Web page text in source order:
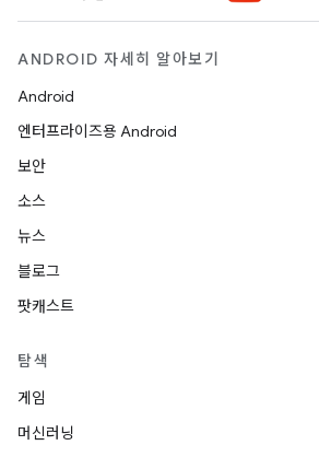
ANDROID 자세히 알아보기
Android
엔터프라이즈용 Android
보안
소스
뉴스
블로그
팟캐스트
탐색
게임
머신러닝